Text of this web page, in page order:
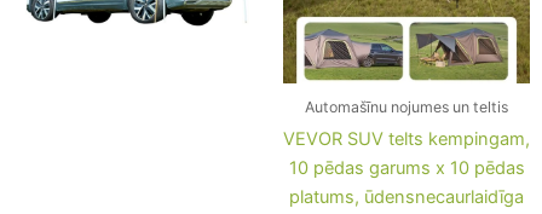
Automašīnu nojumes un teltis
VEVOR SUV telts kempingam,
10 pēdas garums x 10 pēdas
platums, ūdensnecaurlaidīga